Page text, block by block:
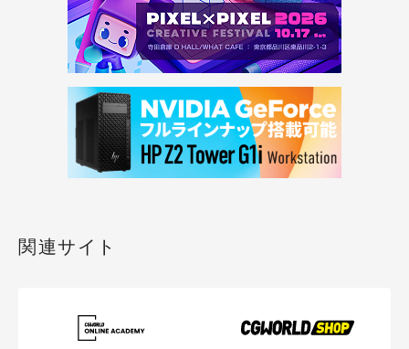
関連サイト